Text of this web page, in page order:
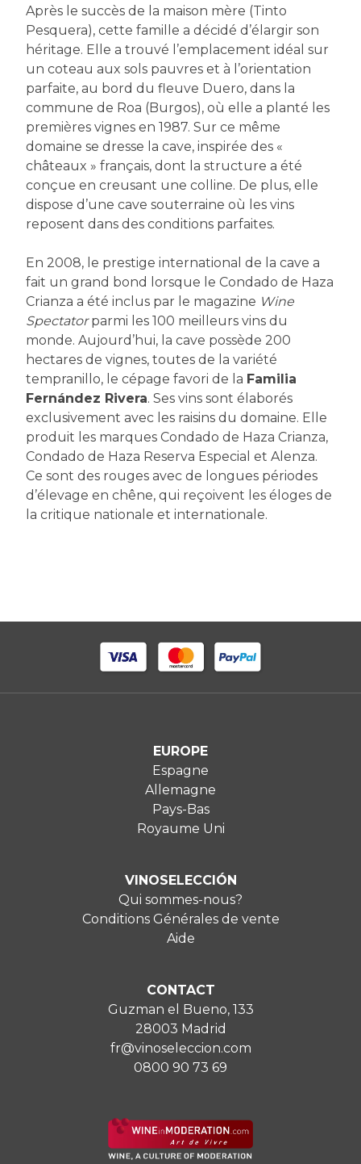
Après le succès de la maison mère (Tinto
Pesquera), cette famille a décidé d’élargir son
héritage. Elle a trouvé l’emplacement idéal sur
un coteau aux sols pauvres et à l’orientation
parfaite, au bord du fleuve Duero, dans la
commune de Roa (Burgos), où elle a planté les
premières vignes en 1987. Sur ce même
domaine se dresse la cave, inspirée des «
châteaux » français, dont la structure a été
conçue en creusant une colline. De plus, elle
dispose d’une cave souterraine où les vins
reposent dans des conditions parfaites.
En 2008, le prestige international de la cave a
fait un grand bond lorsque le Condado de Haza
Crianza a été inclus par le magazine Wine
Spectatorparmi les 100 meilleurs vins du
monde. Aujourd’hui, la cave possède 200
hectares de vignes, toutes de la variété
tempranillo, le cépage favori de la Familia
Fernández Rivera. Ses vins sont élaborés
exclusivement avec les raisins du domaine. Elle
produit les marques Condado de Haza Crianza,
Condado de Haza Reserva Especial et Alenza.
Ce sont des rouges avec de longues périodes
d’élevage en chêne, qui reçoivent les éloges de
la critique nationale et internationale.
EUROPE
Espagne
Allemagne
Pays-Bas
Royaume Uni
VINOSELECCIÓN
Qui sommes-nous?
Conditions Générales de vente
Aide
CONTACT
Guzman el Bueno, 133
28003 Madrid
fr@vinoseleccion.com
0800 90 73 69